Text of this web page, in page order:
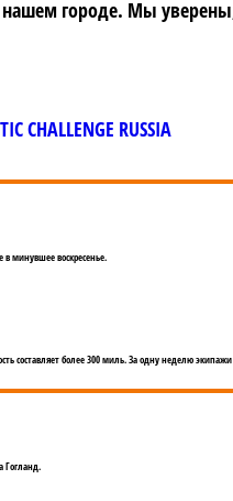
нашем городе. Мы
CHALLENGE RUSSIA
минувшее воскресенье.
составляет более 300 миль. За одну неделю
Гогланд.